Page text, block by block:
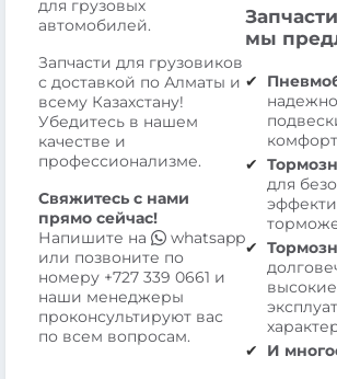
для грузовых
автомобилей.
Запчасти для грузовиков
с доставкой по Алматы и
всему Казахстану!
Убедитесь в нашем
качестве и
профессионализме.
Свяжитесь с нами
прямо сейчас!
Напишите на
whatsapp
или позвоните по
номеру +727 339 0661 и
наши менеджеры
проконсультируют вас
по всем вопросам.
мы
для
высокие
И